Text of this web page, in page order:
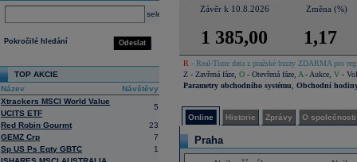
select
Odeslat
Pokročilé hledání
TOP AKCIE
Název
Návštěvy
Xtrackers MSCI World Value
UCITS ETF
5
Red Robin Gourmt
23
GEMZ Crp
7
Sp US Ps Eqty GBTC
1
Závěr k 10.8.2026 Změna (%)
1 385,00 1,17
R - Real-Time data z pražské burzy ZDARMA pro
Z - Zavřená fáze O - Otevřená fáze A - Aukce V -
Parametry obchodního systému
Obchodní
Online Historie Zprávy O společnosti
Praha